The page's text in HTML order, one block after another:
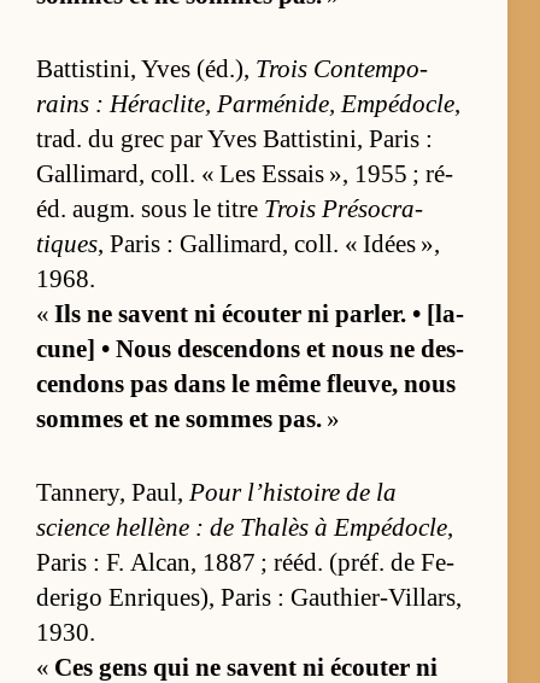
Bat­tis­ti­ni, Yves (éd.), Trois Contem­po­
rains : Hé­ra­cli­te, Par­mé­ni­de, Em­pé­docle,
trad. du grec par Yves Bat­tis­ti­ni, Pa­ris :
Gal­li­mard, coll. « Les Es­sais », 1955 ; ré­
éd. augm. sous le titre Trois Pré­so­cra­
tiques, Pa­ris : Gal­li­mard, coll. « Idées »,
1968.
« Ils ne savent ni écou­ter ni par­ler. • [la­
cu­ne] • Nous des­cen­dons et nous ne des­
cen­dons pas dans le même fleu­ve, nous
sommes et ne sommes pas. »
Tan­ne­ry, Paul, Pour l’­his­toire de la
science hel­lène : de Tha­lès à Em­pé­docle,
Pa­ris : F. Al­can, 1887 ; ré­éd. (préf. de Fe­
de­rigo En­riques), Pa­ris : Gau­thier-Vil­lars,
1930.
« Ces gens qui ne savent ni écou­ter ni